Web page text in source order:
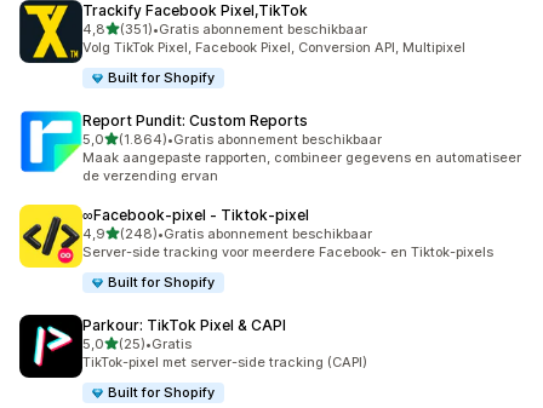
Trackify Facebook Pixel,TikTok
4,8van 5 sterren
(351)
351 recensies in totaal
•Gratis abonnement beschikbaar
Volg TikTok Pixel, Facebook Pixel, Conversion API, Multipixel
Built for Shopify
Report Pundit: Custom Reports
5,0van 5 sterren
(1.864)
1864 recensies in totaal
•Gratis abonnement beschikbaar
Maak aangepaste rapporten, combineer gegevens en automatiseer
de verzending ervan
∞Facebook‑pixel ‑ Tiktok‑pixel
4,9van 5 sterren
(248)
248 recensies in totaal
•Gratis abonnement beschikbaar
Server-side tracking voor meerdere Facebook- en Tiktok-pixels
Built for Shopify
Parkour: TikTok Pixel & CAPI
5,0van 5 sterren
(25)
25 recensies in totaal
•Gratis
TikTok-pixel met server-side tracking (CAPI)
Built for Shopify